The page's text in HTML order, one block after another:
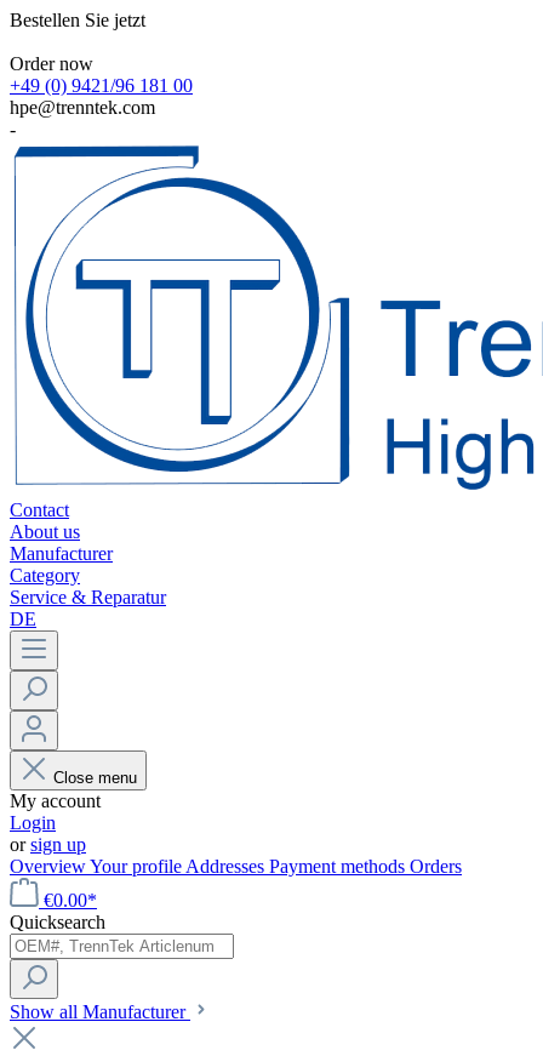
Bestellen Sie jetzt
Order now
+49 (0) 9421/96 181 00
hpe@trenntek.com
-
Contact
About us
Manufacturer
Category
Service & Reparatur
DE
Close menu
My account
Login
orsign up
OverviewYour profile Addresses Payment methods Orders
€0.00*
Quicksearch
Show all Manufacturer